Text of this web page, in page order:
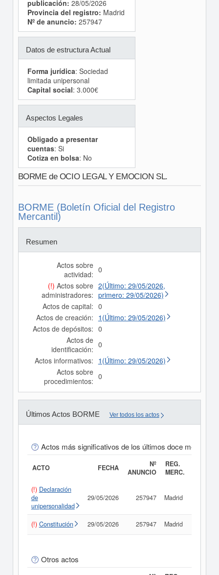
publicación: 28/05/2026
Provincia del registro: Madrid
Nº de anuncio: 257947
Datos de estructura Actual
Forma jurídica: Sociedad
limitada unipersonal
Capital social: 3.000€
Aspectos Legales
Obligado a presentar
cuentas: Si
Cotiza en bolsa: No
BORME de OCIO LEGAL Y EMOCION SL.
BORME (Boletín Oficial del Registro
Mercantil)
Resumen
Actos sobre
actividad: 0
(!) Actos sobre
administradores:
2(Último: 29/05/2026,
primero: 29/05/2026)
Actos de capital: 0
Actos de creación: 1(Último: 29/05/2026)
Actos de depósitos: 0
Actos de
identificación: 0
Actos informativos: 1(Último: 29/05/2026)
Actos sobre
procedimientos: 0
Últimos Actos BORME Ver todos los actos
Actos más significativos de los últimos doce meses
ACTO FECHA
Nº
ANUNCIO
REG.
MERC.
(!) Declaración
de
unipersonalidad
29/05/2026 257947 Madrid
(!) Constitución 29/05/2026 257947 Madrid
Otros actos